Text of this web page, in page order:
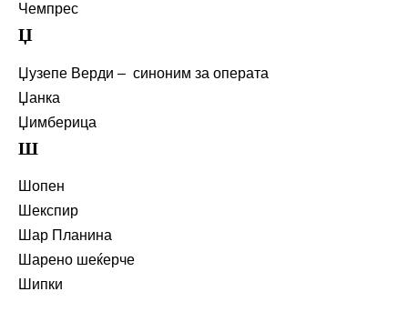
Чемпрес
Џ
Џузепе Верди – синоним за операта
Џанка
Џимберица
Ш
Шопен
Шекспир
Шар Планина
Шарено шеќерче
Шипки